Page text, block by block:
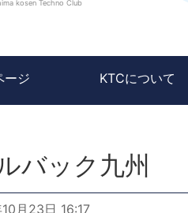
kosen Techno Club
ージ KTCについて
バック九州
月23日 16:17